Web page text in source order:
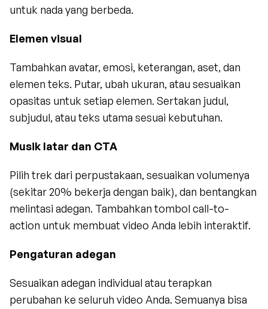
untuk nada yang berbeda.
Elemen visual
Tambahkan avatar, emosi, keterangan, aset, dan
elemen teks. Putar, ubah ukuran, atau sesuaikan
opasitas untuk setiap elemen. Sertakan judul,
subjudul, atau teks utama sesuai kebutuhan.
Musik latar dan CTA
Pilih trek dari perpustakaan, sesuaikan volumenya
(sekitar 20% bekerja dengan baik), dan bentangkan
melintasi adegan. Tambahkan tombol call-to-
action untuk membuat video Anda lebih interaktif.
Pengaturan adegan
Sesuaikan adegan individual atau terapkan
perubahan ke seluruh video Anda. Semuanya bisa